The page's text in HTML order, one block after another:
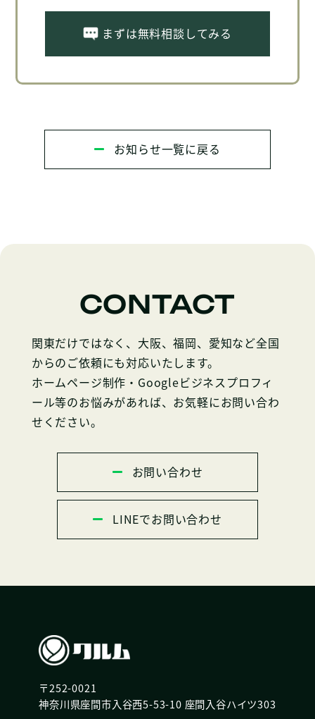
まずは無料相談してみる
お知らせ一覧に戻る
CONTACT
関東だけではなく、大阪、福岡、愛知など全国
からのご依頼にも対応いたします。
ホームページ制作・Googleビジネスプロフィ
ール等のお悩みがあれば、お気軽にお問い合わ
せください。
お問い合わせ
LINEでお問い合わせ
〒252-0021
神奈川県座間市入谷西5-53-10 座間入谷ハイツ303